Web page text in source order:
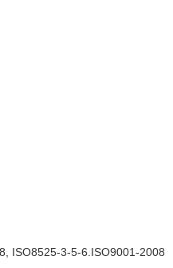
ISO8525-3-5-6.ISO9001-2008